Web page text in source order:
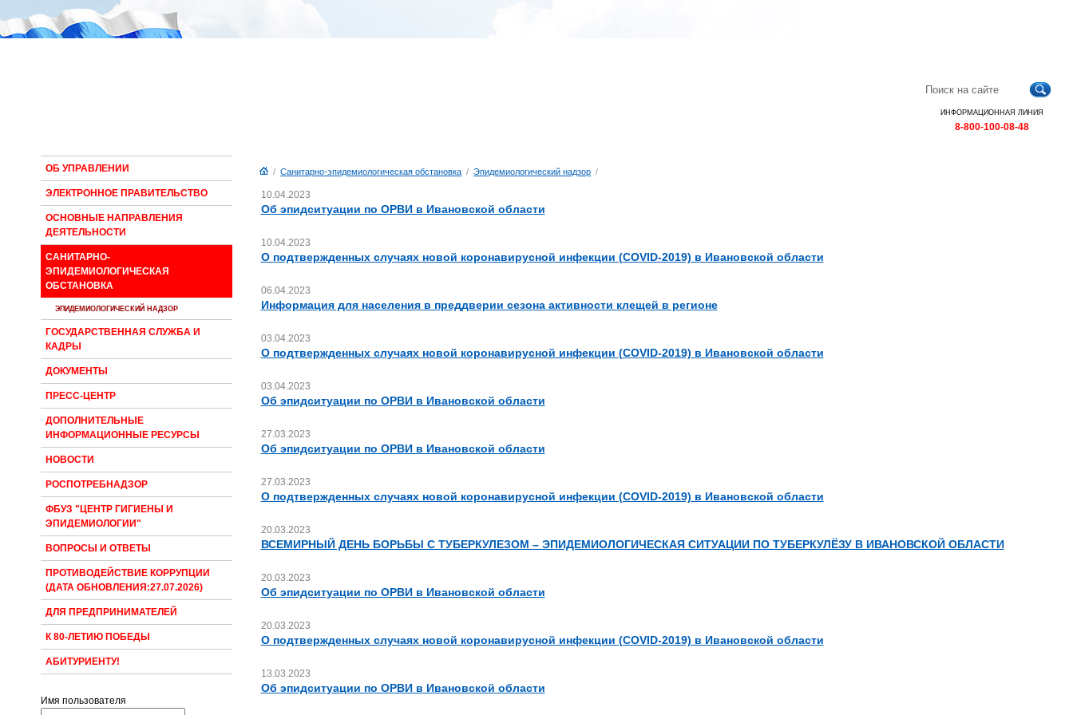
сайта
RSS
ИНФОРМАЦИОННАЯ ЛИНИЯ
8-800-100-08-48
ОБ УПРАВЛЕНИИ
ЭЛЕКТРОННОЕ ПРАВИТЕЛЬСТВО
ОСНОВНЫЕ НАПРАВЛЕНИЯ
ДЕЯТЕЛЬНОСТИ
САНИТАРНО-
ЭПИДЕМИОЛОГИЧЕСКАЯ
ОБСТАНОВКА
ЭПИДЕМИОЛОГИЧЕСКИЙ НАДЗОР
ГОСУДАРСТВЕННАЯ СЛУЖБА И
КАДРЫ
ДОКУМЕНТЫ
ПРЕСС-ЦЕНТР
ДОПОЛНИТЕЛЬНЫЕ
ИНФОРМАЦИОННЫЕ РЕСУРСЫ
НОВОСТИ
РОСПОТРЕБНАДЗОР
ФБУЗ "ЦЕНТР ГИГИЕНЫ И
ЭПИДЕМИОЛОГИИ"
ВОПРОСЫ И ОТВЕТЫ
ПРОТИВОДЕЙСТВИЕ КОРРУПЦИИ
(ДАТА ОБНОВЛЕНИЯ:27.07.2026)
ДЛЯ ПРЕДПРИНИМАТЕЛЕЙ
К 80-ЛЕТИЮ ПОБЕДЫ
АБИТУРИЕНТУ!
Имя пользователя
/Санитарно-эпидемиологическая обстановка /Эпидемиологический надзор /
10.04.2023
Об эпидситуации по ОРВИ в Ивановской области
10.04.2023
О подтвержденных случаях новой коронавирусной инфекции (COVID-2019) в Ивановской области
06.04.2023
Информация для населения в преддверии сезона активности клещей в регионе
03.04.2023
О подтвержденных случаях новой коронавирусной инфекции (COVID-2019) в Ивановской области
03.04.2023
Об эпидситуации по ОРВИ в Ивановской области
27.03.2023
Об эпидситуации по ОРВИ в Ивановской области
27.03.2023
О подтвержденных случаях новой коронавирусной инфекции (COVID-2019) в Ивановской области
20.03.2023
ВСЕМИРНЫЙ ДЕНЬ БОРЬБЫ С ТУБЕРКУЛЕЗОМ – ЭПИДЕМИОЛОГИЧЕСКАЯ СИТУАЦИИ ПО ТУБЕРКУЛЁЗУ В ИВАНОВСКОЙ ОБЛАСТИ
20.03.2023
Об эпидситуации по ОРВИ в Ивановской области
20.03.2023
О подтвержденных случаях новой коронавирусной инфекции (COVID-2019) в Ивановской области
13.03.2023
Об эпидситуации по ОРВИ в Ивановской области